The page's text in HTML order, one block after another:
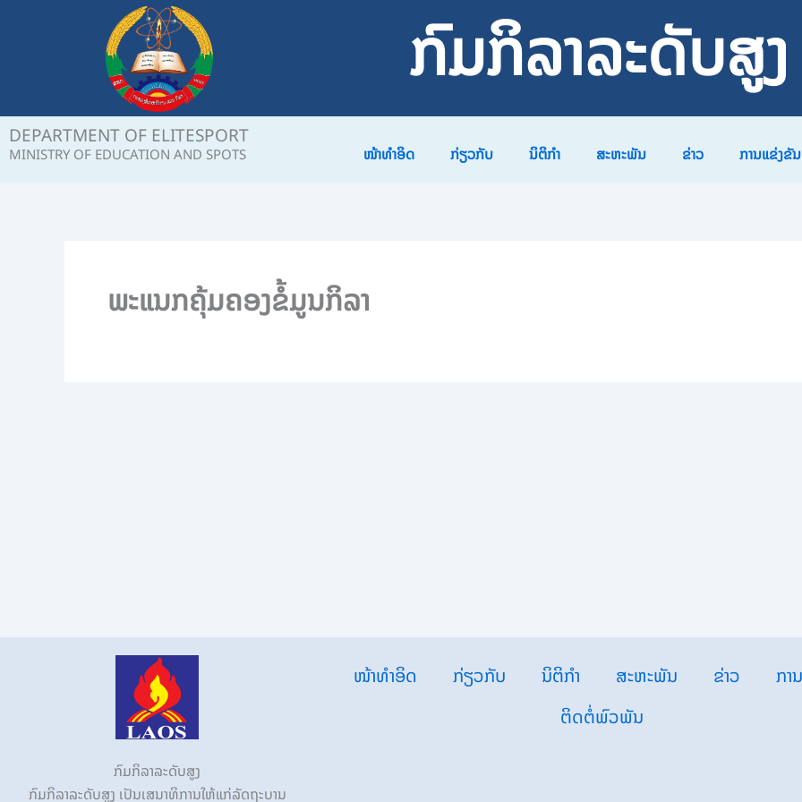
ກົມກິລາລະດັບສູງ
DEPARTMENT OF ELITESPORT
MINISTRY OF EDUCATION AND SPOTS ໜ້າທຳອິດ ກ່ຽວກັບ ນິຕິກຳ ສະຫະພັນ ຂ່າວ ການແຂ່ງຂັນ
ພະແນກຄຸ້ມຄອງຂໍ້ມູນກິລາ
ກົມກິລາລະດັບສູງ
ກົມກິລາລະດັບສູງ ເປັນເສນາທິການໃຫ້ແກ່ລັດຖະບານ
ໜ້າທຳອິດ ກ່ຽວກັບ ນິຕິກຳ ສະຫະພັນ ຂ່າວ
ກາ
ຕິດຕໍ່ພົວພັນ